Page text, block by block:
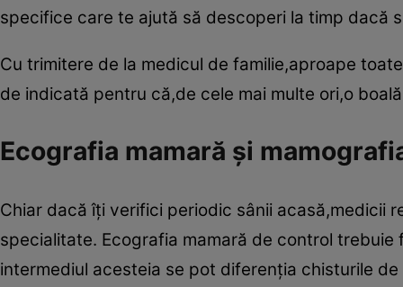
specifice care te ajută să descoperi la timp dacă
Cu trimitere de la medicul de familie,aproape
de indicată pentru că,de cele mai multe ori,o
Ecografia mamară şi
Chiar dacă îţi verifici periodic sânii acasă,medicii
specialitate. Ecografia mamară de control
intermediul acesteia se pot diferenţia chisturile